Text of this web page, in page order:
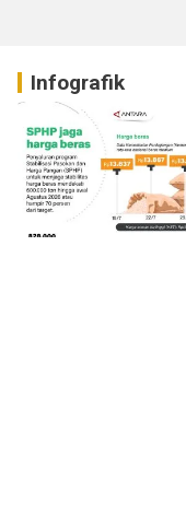
Infografik